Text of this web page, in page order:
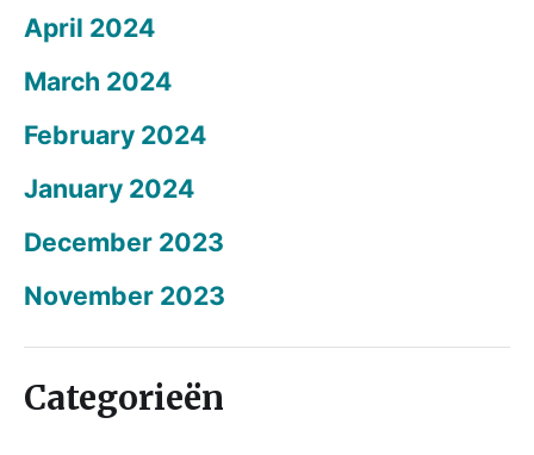
April 2024
March 2024
February 2024
January 2024
December 2023
November 2023
Categorieën